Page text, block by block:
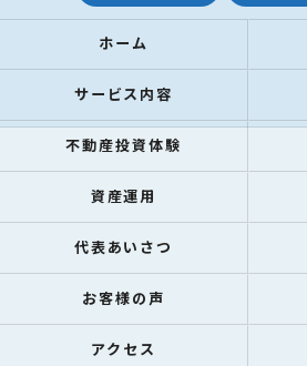
ホーム
サービス内容
不動産投資体験
資産運用
代表あいさつ
お客様の声
アクセス